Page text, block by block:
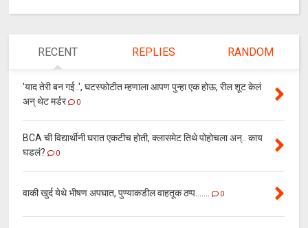
RECENT REPLIES RANDOM
'याद तेरी बन गई..', घटस्फोटीत म्हणाला आपण पुन्हा एक होऊ, रील शूट केलं
अन् थेट मर्डर
0
BCA ची विद्यार्थीनी घरात एकटीच होती, क्लासमेट तिथे पोहोचला अन्.. काय
घडलं?
0
वाकी खुर्द येथे भीषण अपघात, पुण्याकडील वाहतूक ठप्प....... 0